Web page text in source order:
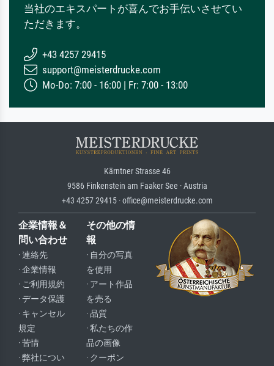
当社のエキスパートが喜んでお手伝いさせてい
ただきます。
+43 4257 29415
support@meisterdrucke.com
Mo-Do: 7:00 - 16:00 | Fr: 7:00 - 13:00
Kärntner Strasse 46
9586 Finkenstein am Faaker See · Austria
+43 4257 29415 · office@meisterdrucke.com
企業情報＆
問い合わせ
· 連絡先
· 企業情報
· ご利用規約
· データ保護
· キャンセル
規定
· 苦情
· 弊社につい
その他の情
報
· 自分の写真
を使用
· アート作品
を売る
· 品質
· 私たちの作
品の画像
· クーポン